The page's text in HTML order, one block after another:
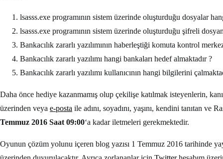
lsasss.exe programının sistem üzerinde oluşturduğu dosyalar
lsasss.exe programının sistem üzerinde oluşturduğu şifreli
Bankacılık zararlı yazılımının haberleştiği komuta kontrol
Bankacılık zararlı yazılımı hangi bankaları hedef almaktadır ?
Bankacılık zararlı yazılımı kullanıcının hangi bilgilerini
Daha önce hediye kazanmamış olup çekilişe katılmak isteyenlerin,
üzerinden veya e-posta ile adını, soyadını, yaşını, kendini tanıtan ve
Temmuz 2016 Saat 09:00‘a kadar iletmeleri gerekmektedir.
Oyunun çözüm yolunu içeren blog yazısı 1 Temmuz 2016 tarihinde